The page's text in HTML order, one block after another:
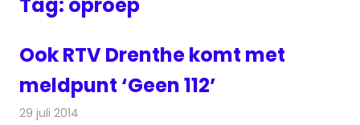
Ook RTV Drenthe komt met
meldpunt ‘Geen 112’
29 juli 2014